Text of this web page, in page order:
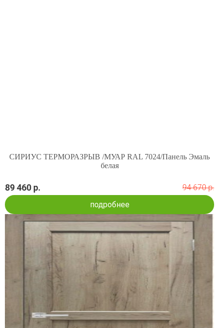
СИРИУС ТЕРМОРАЗРЫВ /МУАР RAL 7024/Панель Эмаль
белая
89 460 р.
94 670 р.
подробнее